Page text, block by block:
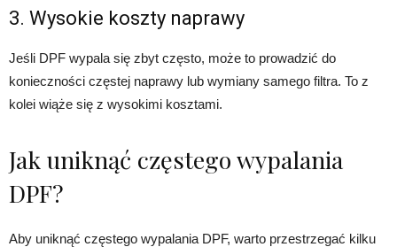
3. Wysokie koszty naprawy
Jeśli DPF wypala się zbyt często, może to prowadzić do
konieczności częstej naprawy lub wymiany samego filtra. To z
kolei wiąże się z wysokimi kosztami.
Jak uniknąć częstego wypalania
DPF?
Aby uniknąć częstego wypalania DPF, warto przestrzegać kilku